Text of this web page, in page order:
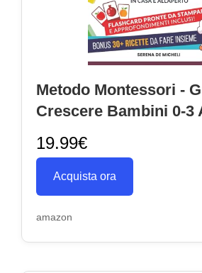
Metodo Montessori -
Crescere Bambini 0-3
19.99€
Acquista ora
amazon